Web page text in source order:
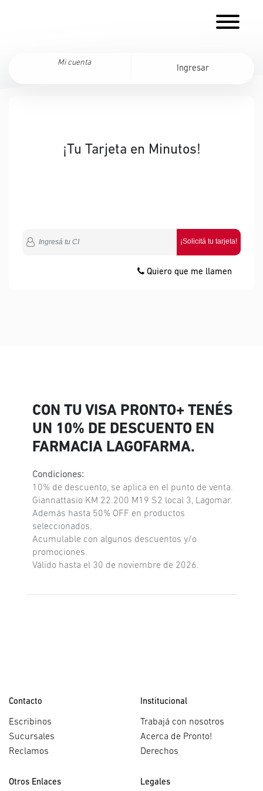
Mi cuenta
Ingresar
¡Tu Tarjeta en Minutos!
¡Solicitá tu tarjeta!
Quiero que me llamen
CON TU VISA PRONTO+ TENÉS
UN 10% DE DESCUENTO EN
FARMACIA LAGOFARMA.
Condiciones:
10% de descuento, se aplica en el punto de venta.
Giannattasio KM 22.200 M19 S2 local 3, Lagomar.
Además hasta 50% OFF en productos
seleccionados.
Acumulable con algunos descuentos y/o
promociones.
Válido hasta el 30 de noviembre de 2026.
Contacto
Escribinos
Sucursales
Reclamos
Institucional
Trabajá con nosotros
Acerca de Pronto!
Derechos
Otros Enlaces Legales